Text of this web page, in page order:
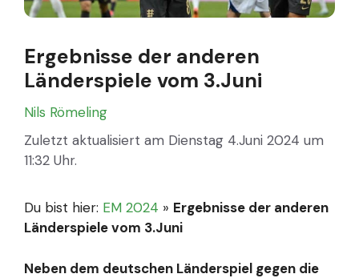
Ergebnisse der anderen
Länderspiele vom 3.Juni
Nils Römeling
Zuletzt aktualisiert am Dienstag 4.Juni 2024 um
11:32 Uhr.
Du bist hier: EM 2024 » Ergebnisse der anderen
Länderspiele vom 3.Juni
Neben dem deutschen Länderspiel gegen die